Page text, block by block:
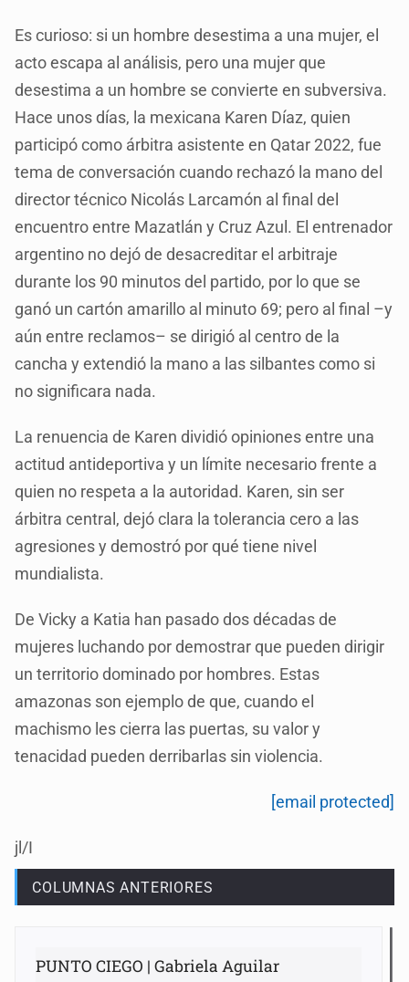
Es curioso: si un hombre desestima a una mujer, el
acto escapa al análisis, pero una mujer que
desestima a un hombre se convierte en subversiva.
Hace unos días, la mexicana Karen Díaz, quien
participó como árbitra asistente en Qatar 2022, fue
tema de conversación cuando rechazó la mano del
director técnico Nicolás Larcamón al final del
encuentro entre Mazatlán y Cruz Azul. El entrenador
argentino no dejó de desacreditar el arbitraje
durante los 90 minutos del partido, por lo que se
ganó un cartón amarillo al minuto 69; pero al final –y
aún entre reclamos– se dirigió al centro de la
cancha y extendió la mano a las silbantes como si
no significara nada.
La renuencia de Karen dividió opiniones entre una
actitud antideportiva y un límite necesario frente a
quien no respeta a la autoridad. Karen, sin ser
árbitra central, dejó clara la tolerancia cero a las
agresiones y demostró por qué tiene nivel
mundialista.
De Vicky a Katia han pasado dos décadas de
mujeres luchando por demostrar que pueden dirigir
un territorio dominado por hombres. Estas
amazonas son ejemplo de que, cuando el
machismo les cierra las puertas, su valor y
tenacidad pueden derribarlas sin violencia.
[email protected]
jl/I
COLUMNAS ANTERIORES
PUNTO CIEGO | Gabriela Aguilar